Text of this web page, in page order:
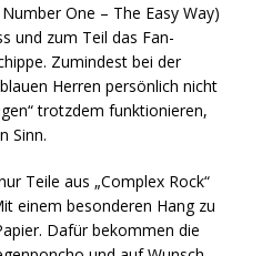
One – The Easy Way)
und zum Teil das Fan-
Zumindest bei der
Herren persönlich nicht
trotzdem funktionieren,
Sinn.
Teile aus „Complex Rock“
einem besonderen Hang zu
Dafür bekommen die